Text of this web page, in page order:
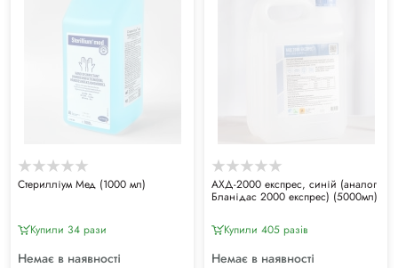
Стерилліум Мед (1000 мл)
Купили 34 рази
Немає в наявності
АХД-2000 експрес, синій (аналог
Бланідас 2000 експрес) (5000мл)
Купили 405 разiв
Немає в наявності